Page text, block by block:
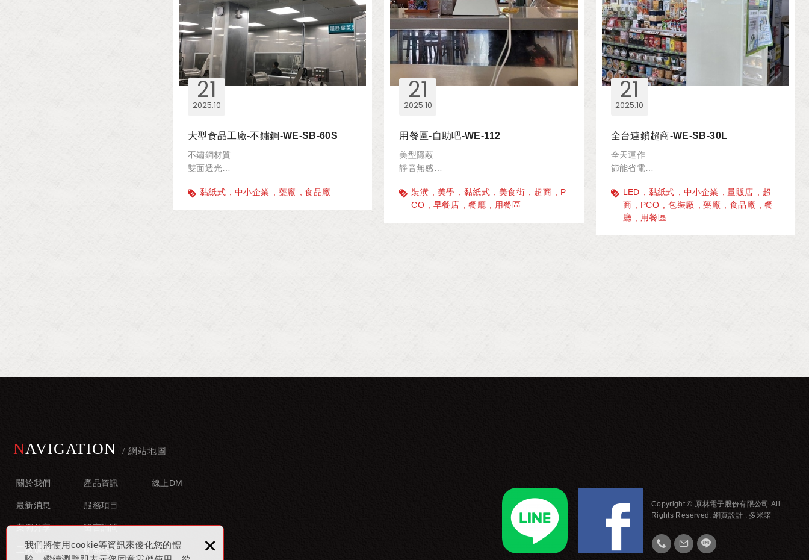
我們將使用cookie等資訊來優化您的體
×
21
10
2025
大型食品工廠-不鏽鋼-WE-SB-60S
不鏽鋼材質
雙面透光
黏紙式
中小企業 藥廠 食品廠
21
10
2025
用餐區-自助吧-WE-112
美型隱蔽
靜音無感
裝潢
美學 黏紙式 美食街 超商
P
CO
早餐店 餐廳 用餐區
21
10
2025
全台連鎖超商-WE-SB-30L
全天運作
節能省電
LED
黏紙式 中小企業 量販店
超
商
PCO 包裝廠 藥廠 食品廠
餐
廳
用餐區
NAVIGATION
關於我們
最新消息
案例分享
工廠環境
產品資訊
服務項目
留言詢問
聯絡我們
線上DM
Copyright © 原林電子股份有限公司 All
Rights Reserved. 網頁設計 : 多米諾